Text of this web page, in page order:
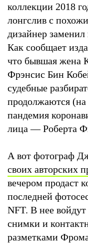
коллекции 2018
лонгслив с
дизайнер
Как сообщает
что бывшая жена
Фрэнсис Бин
судебные
продолжаются (на
пандемия
лица — Роберта
А вот фотограф
своих авторских
вечером продаст
последней
NFT. В нее
снимки и
разметками